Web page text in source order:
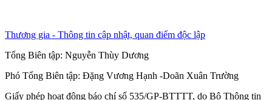
Thương gia - Thông tin cập nhật, quan điểm độc lập
Tổng Biên tập: Nguyễn Thùy Dương
Phó Tổng Biên tập: Đặng Vương Hạnh -Doãn Xuân Trường
Giấy phép hoạt động báo chí số 535/GP-BTTTT, do Bộ Thông tin